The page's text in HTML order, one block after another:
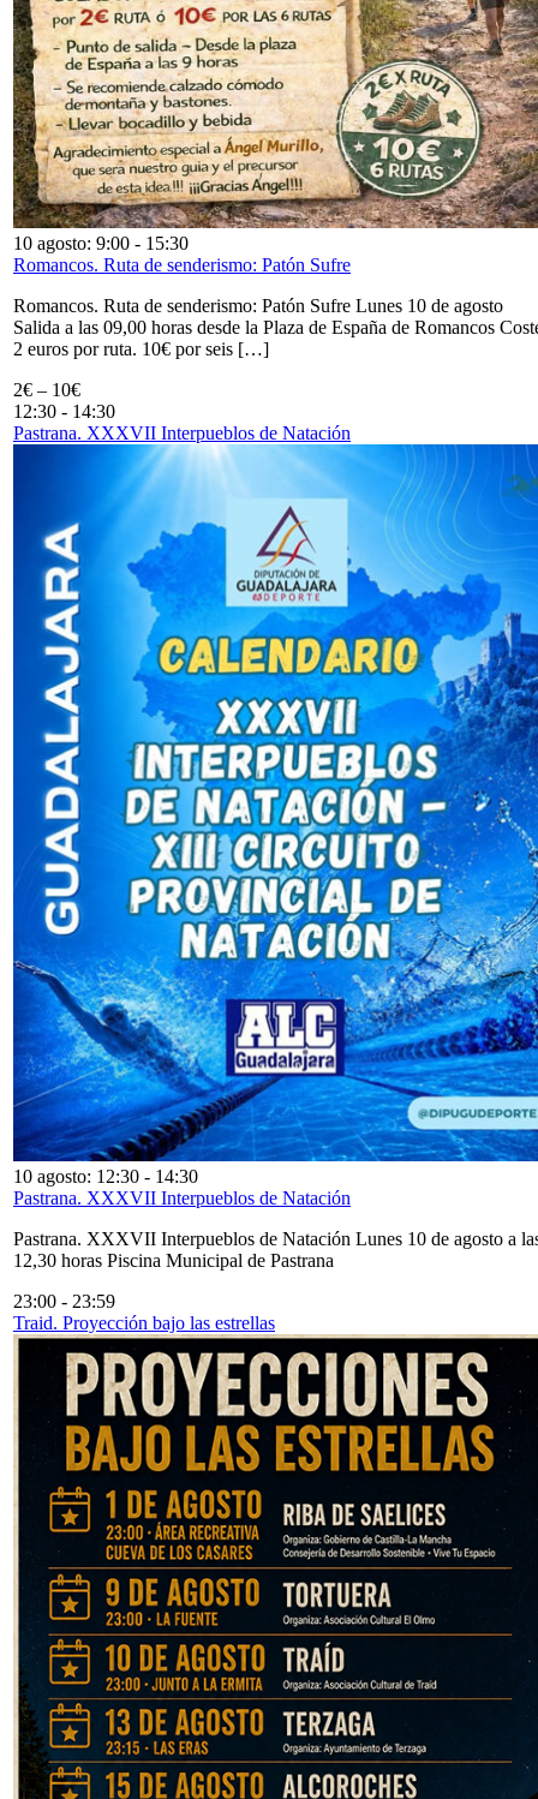
10 agosto: 9:00 - 15:30
Romancos. Ruta de senderismo: Patón Sufre
Romancos. Ruta de senderismo: Patón Sufre Lunes 10 de agosto
Salida a las 09,00 horas desde la Plaza de España de Romancos
2 euros por ruta. 10€ por seis […]
2€ – 10€
12:30 - 14:30
Pastrana. XXXVII Interpueblos de Natación
10 agosto: 12:30 - 14:30
Pastrana. XXXVII Interpueblos de Natación
Pastrana. XXXVII Interpueblos de Natación Lunes 10 de agosto a
12,30 horas Piscina Municipal de Pastrana
23:00 - 23:59
Traid. Proyección bajo las estrellas